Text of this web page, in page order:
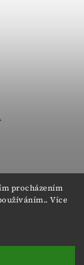
procházením
Více